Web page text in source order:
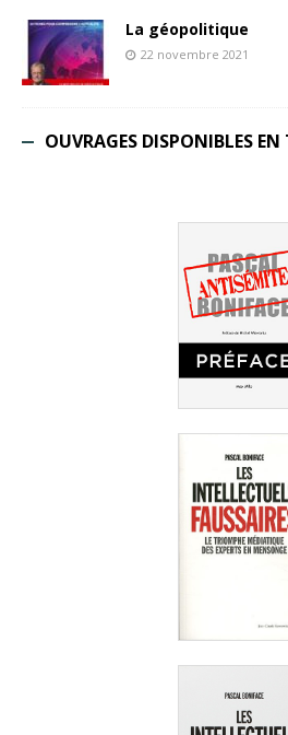
La géopolitique
22 novembre 2021
OUVRAGES DISPONIBLES